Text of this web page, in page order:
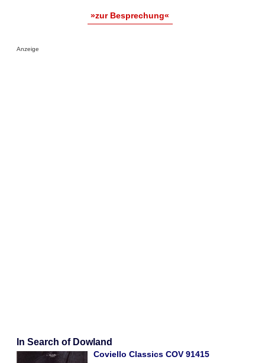
»zur Besprechung«
Anzeige
In Search of Dowland
Coviello Classics COV 91415